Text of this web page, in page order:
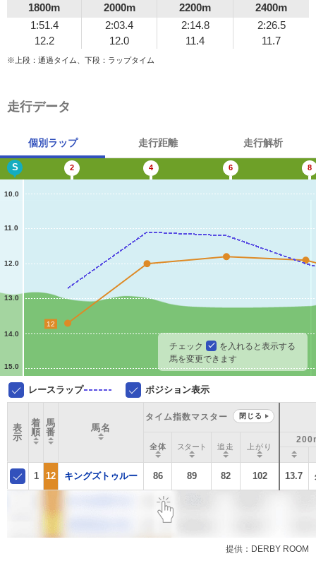
1800m 2000m 2200m
2400m
1:51.4
12.2
2:03.4
12.0
2:14.8
11.4
2:26.5
11.7
※上段：通過タイム、下段：ラップタイム
走行データ
個別ラップ 走行距離 走行解析
10.0
11.0
12.0
13.0
14.0
15.0
S 2 4 6 8
12
チェック
を入れると表示する
馬を変更できます
レースラップ ポジション表示
表
示
着
順
馬
番
馬名
タイム指数マスター 閉じる
全体 スタート 追走 上がり
1 12 キングズトゥルー 86 89 82 102 13.7
提供：DERBY ROOM